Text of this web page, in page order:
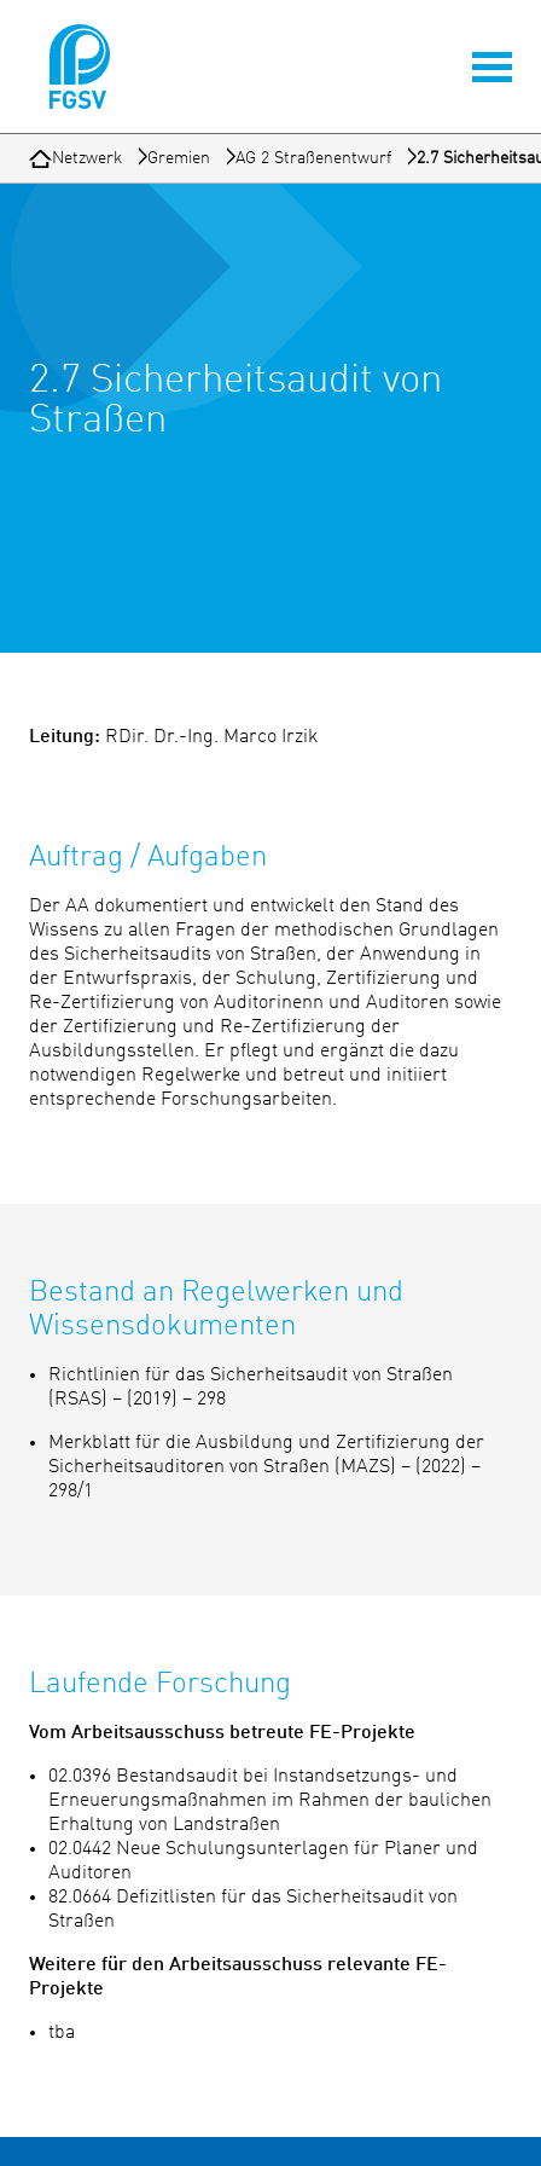
Netzwerk Gremien AG 2 Straßenentwurf 2.7
2.7 Sicherheitsaudit von
Straßen
Leitung: RDir. Dr.-Ing. Marco Irzik
Auftrag / Aufgaben
Der AA dokumentiert und entwickelt den Stand des
Wissens zu allen Fragen der methodischen Grundlagen
des Sicherheitsaudits von Straßen, der Anwendung in
der Entwurfspraxis, der Schulung, Zertifizierung und
Re-Zertifizierung von Auditorinenn und Auditoren sowie
der Zertifizierung und Re-Zertifizierung der
Ausbildungsstellen. Er pflegt und ergänzt die dazu
notwendigen Regelwerke und betreut und initiiert
entsprechende Forschungsarbeiten.
Bestand an Regelwerken und
Wissensdokumenten
Richtlinien für das Sicherheitsaudit von Straßen
(RSAS) – (2019) – 298
Merkblatt für die Ausbildung und Zertifizierung der
Sicherheitsauditoren von Straßen (MAZS) – (2022) –
298/1
Laufende Forschung
Vom Arbeitsausschuss betreute FE-Projekte
02.0396 Bestandsaudit bei Instandsetzungs- und
Erneuerungsmaßnahmen im Rahmen der baulichen
Erhaltung von Landstraßen
02.0442 Neue Schulungsunterlagen für Planer und
Auditoren
82.0664 Defizitlisten für das Sicherheitsaudit von
Straßen
Weitere für den Arbeitsausschuss relevante FE-
Projekte
tba